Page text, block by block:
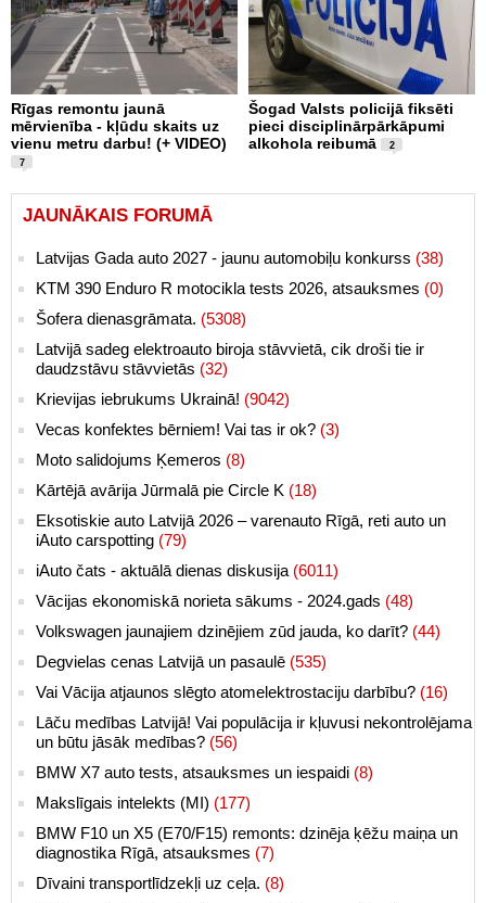
Rīgas remontu jaunā
mērvienība - kļūdu skaits uz
vienu metru darbu! (+ VIDEO)
7
Šogad Valsts policijā fiksēti
pieci disciplinārpārkāpumi
alkohola reibumā
2
JAUNĀKAIS FORUMĀ
Latvijas Gada auto 2027 - jaunu automobiļu konkurss (38)
KTM 390 Enduro R motocikla tests 2026, atsauksmes (0)
Šofera dienasgrāmata. (5308)
Latvijā sadeg elektroauto biroja stāvvietā, cik droši tie ir
daudzstāvu stāvvietās (32)
Krievijas iebrukums Ukrainā! (9042)
Vecas konfektes bērniem! Vai tas ir ok? (3)
Moto salidojums Ķemeros (8)
Kārtējā avārija Jūrmalā pie Circle K (18)
Eksotiskie auto Latvijā 2026 – varenauto Rīgā, reti auto un
iAuto carspotting (79)
iAuto čats - aktuālā dienas diskusija (6011)
Vācijas ekonomiskā norieta sākums - 2024.gads (48)
Volkswagen jaunajiem dzinējiem zūd jauda, ko darīt? (44)
Degvielas cenas Latvijā un pasaulē (535)
Vai Vācija atjaunos slēgto atomelektrostaciju darbību? (16)
Lāču medības Latvijā! Vai populācija ir kļuvusi nekontrolējama
un būtu jāsāk medības? (56)
BMW X7 auto tests, atsauksmes un iespaidi (8)
Makslīgais intelekts (MI) (177)
BMW F10 un X5 (E70/F15) remonts: dzinēja ķēžu maiņa un
diagnostika Rīgā, atsauksmes (7)
Dīvaini transportlīdzekļi uz ceļa. (8)